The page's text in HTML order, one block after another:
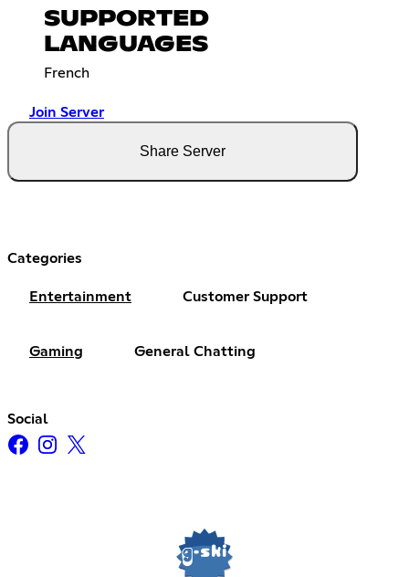
SUPPORTED
LANGUAGES
French
Join Server
Share Server
Categories
Entertainment Customer Support
Gaming General Chatting
Social